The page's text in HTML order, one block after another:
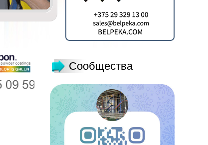
Сообщества